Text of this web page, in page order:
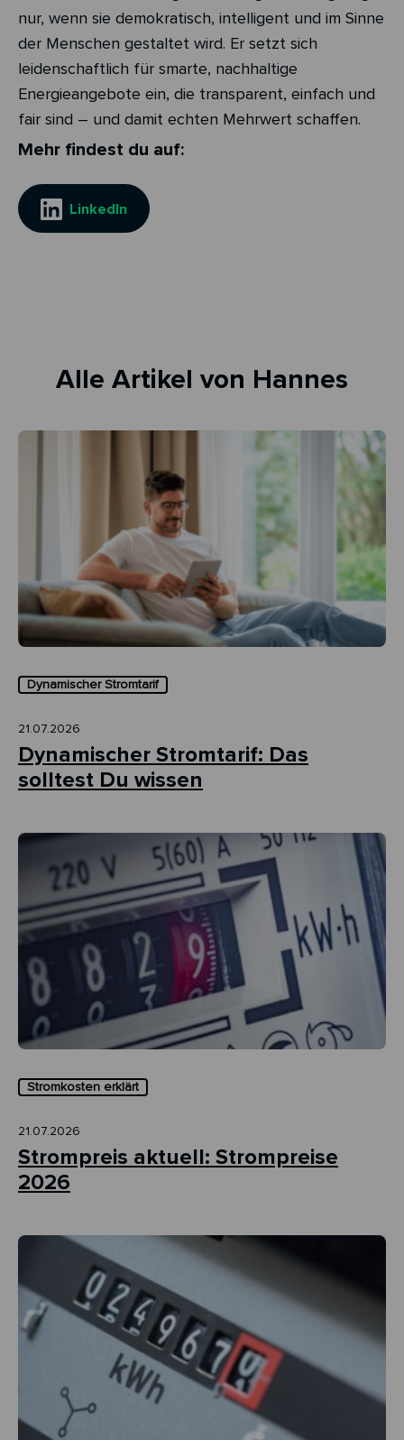
nur, wenn sie demokratisch, intelligent und im Sinne
der Menschen gestaltet wird. Er setzt sich
leidenschaftlich für smarte, nachhaltige
Energieangebote ein, die transparent, einfach und
fair sind – und damit echten Mehrwert schaffen.
Mehr findest du auf:
LinkedIn
Alle Artikel von Hannes
Dynamischer Stromtarif
21.07.2026
Dynamischer Stromtarif: Das
solltest Du wissen
Stromkosten erklärt
21.07.2026
Strompreis aktuell: Strompreise
2026